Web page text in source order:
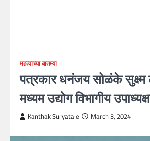
महत्वाच्या बातम्या
पत्रकार धनंजय सोळंके
मध्यम उद्योग विभागीय
Kanthak Suryatale March 3, 2024